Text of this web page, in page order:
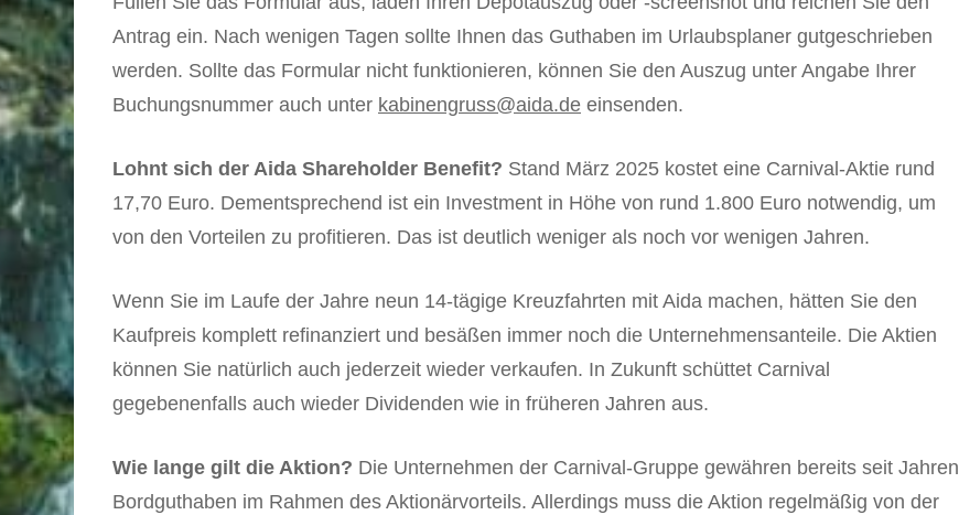
Antrag ein. Nach wenigen Tagen sollte Ihnen das Guthaben im Urlaubsplaner gutgeschrieben
werden. Sollte das Formular nicht funktionieren, können Sie den Auszug unter Angabe Ihrer
Buchungsnummer auch unter kabinengruss@aida.de einsenden.
Lohnt sich der Aida Shareholder Benefit? Stand März 2025 kostet eine Carnival-Aktie rund
17,70 Euro. Dementsprechend ist ein Investment in Höhe von rund 1.800 Euro notwendig, um
von den Vorteilen zu profitieren. Das ist deutlich weniger als noch vor wenigen Jahren.
Wenn Sie im Laufe der Jahre neun 14-tägige Kreuzfahrten mit Aida machen, hätten Sie den
Kaufpreis komplett refinanziert und besäßen immer noch die Unternehmensanteile. Die Aktien
können Sie natürlich auch jederzeit wieder verkaufen. In Zukunft schüttet Carnival
gegebenenfalls auch wieder Dividenden wie in früheren Jahren aus.
Wie lange gilt die Aktion? Die Unternehmen der Carnival-Gruppe gewähren bereits seit Jahren
Bordguthaben im Rahmen des Aktionärvorteils. Allerdings muss die Aktion regelmäßig von der